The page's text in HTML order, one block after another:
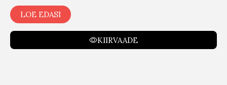
LOE EDASI
KIIRVAADE